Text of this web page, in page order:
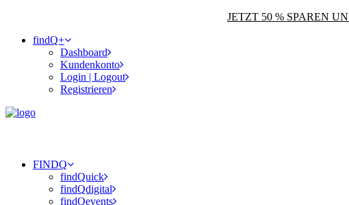
JETZT 50 % SPAREN
findQ+
Dashboard
Kundenkonto
Login | Logout
Registrieren
FINDQ
findQuick
findQdigital
findQevents